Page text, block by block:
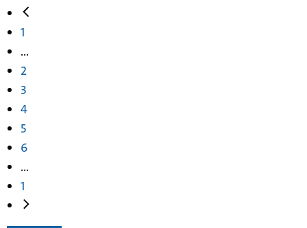
1
...
2
3
4
5
6
...
1